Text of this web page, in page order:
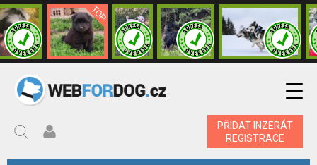
PŘIDAT INZERÁT
REGISTRACE